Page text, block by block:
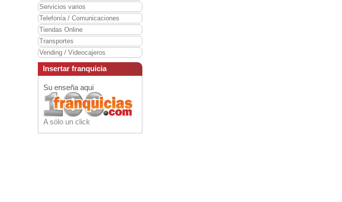
Servicios varios
Telefonía / Comunicaciones
Tiendas Online
Transportes
Vending / Videocajeros
Insertar franquicia
Su enseña aqui
A sólo un click